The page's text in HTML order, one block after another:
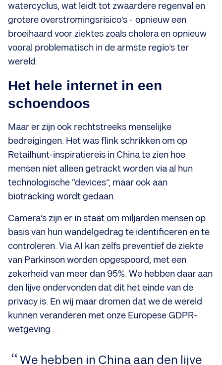
watercyclus, wat leidt tot zwaardere regenval en
grotere overstromingsrisico’s - opnieuw een
broeihaard voor ziektes zoals cholera en opnieuw
vooral problematisch in de armste regio’s ter
wereld.
Het hele internet in een
schoendoos
Maar er zijn ook rechtstreeks menselijke
bedreigingen. Het was flink schrikken om op
Retailhunt-inspiratiereis in China te zien hoe
mensen niet alleen getrackt worden via al hun
technologische “devices”, maar ook aan
biotracking wordt gedaan.
Camera’s zijn er in staat om miljarden mensen op
basis van hun wandelgedrag te identificeren en te
controleren. Via AI kan zelfs preventief de ziekte
van Parkinson worden opgespoord, met een
zekerheid van meer dan 95%. We hebben daar aan
den lijve ondervonden dat dit het einde van de
privacy is. En wij maar dromen dat we de wereld
kunnen veranderen met onze Europese GDPR-
wetgeving…
We hebben in China aan den lijve